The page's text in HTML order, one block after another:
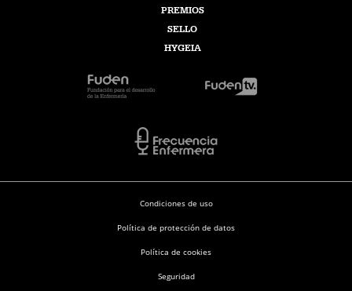
PREMIOS
SELLO
HYGEIA
Condiciones de uso
Política de protección de datos
Política de cookies
Seguridad